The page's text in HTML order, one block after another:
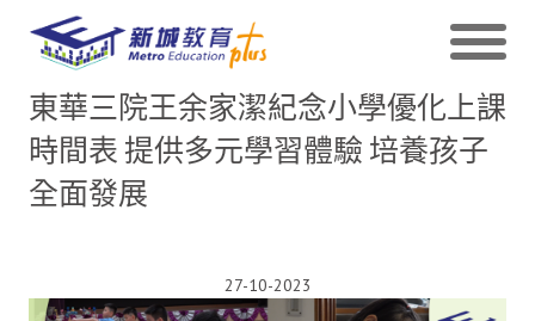
東華三院王余家潔紀念小學優化上課
時間表 提供多元學習體驗 培養孩子
全面發展
27-10-2023